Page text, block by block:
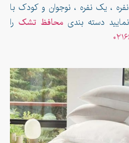
، یک نفره ، نوجوان و کودک با
دسته بندی محافظ تشک را